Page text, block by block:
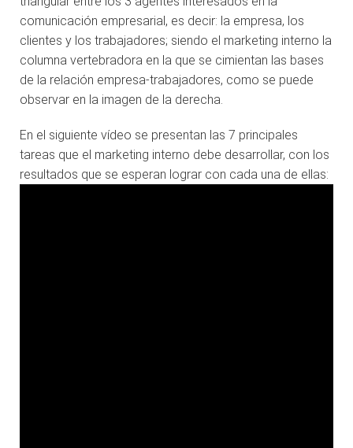
comunicación empresarial, es decir: la empresa, los
clientes y los trabajadores; siendo el marketing interno la
columna vertebradora en la que se cimientan las bases
de la relación empresa-trabajadores, como se puede
observar en la imagen de la derecha.
En el siguiente vídeo se presentan las 7 principales
tareas que el marketing interno debe desarrollar, con los
resultados que se esperan lograr con cada una de ellas: